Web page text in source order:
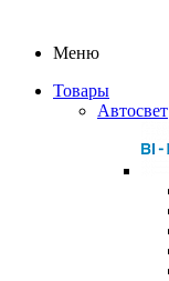
Меню
Товары
Автосвет